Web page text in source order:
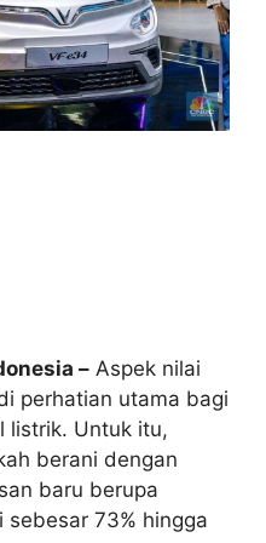
– Aspek nilai
perhatian utama bagi
listrik. Untuk itu,
berani dengan
baru berupa
sebesar 73% hingga